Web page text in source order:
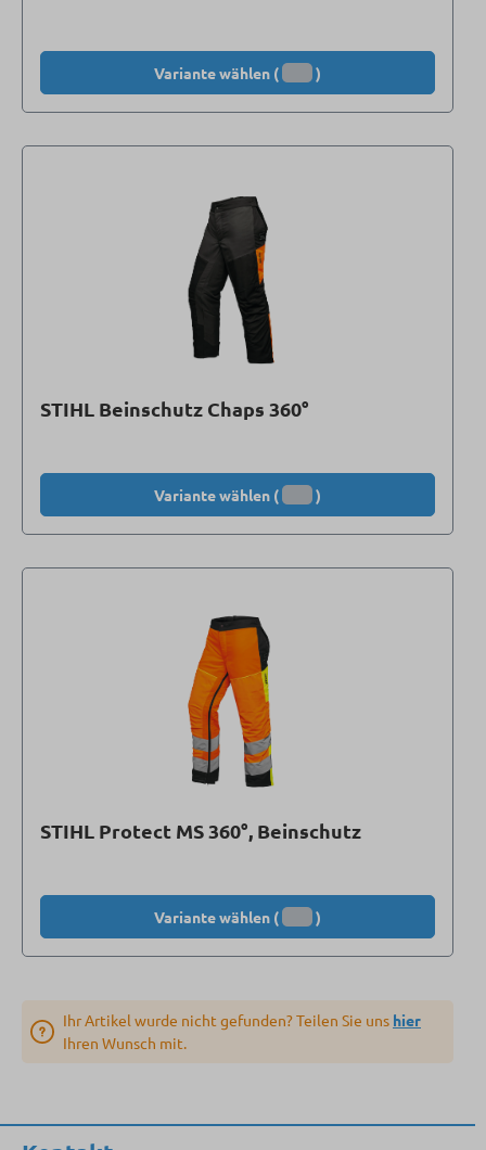
Variante wählen ( )
STIHL Beinschutz Chaps 360°
Variante wählen ( )
STIHL Protect MS 360°, Beinschutz
Variante wählen ( )
Ihr Artikel wurde nicht gefunden? Teilen Sie uns hier
Ihren Wunsch mit.